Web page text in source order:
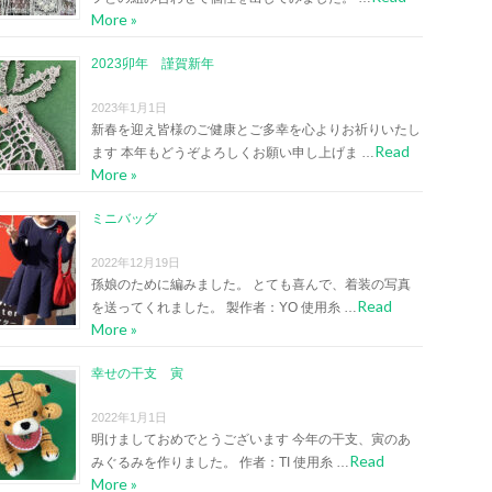
More »
2023卯年 謹賀新年
2023年1月1日
新春を迎え皆様のご健康とご多幸を心よりお祈りいたし
ます 本年もどうぞよろしくお願い申し上げま …Read
More »
ミニバッグ
2022年12月19日
孫娘のために編みました。 とても喜んで、着装の写真
を送ってくれました。 製作者：YO 使用糸 …Read
More »
幸せの干支 寅
2022年1月1日
明けましておめでとうございます 今年の干支、寅のあ
みぐるみを作りました。 作者：TI 使用糸 …Read
More »